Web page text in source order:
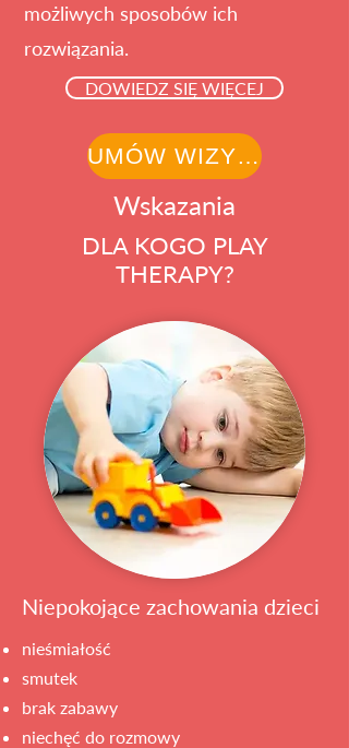
możliwych sposobów ich
rozwiązania.
DOWIEDZ SIĘ WIĘCEJ
UMÓW WIZYTĘ
Wskazania
DLA KOGO PLAY
THERAPY?
Niepokojące zachowania dzieci
nieśmiałość
smutek
brak zabawy
niechęć do rozmowy